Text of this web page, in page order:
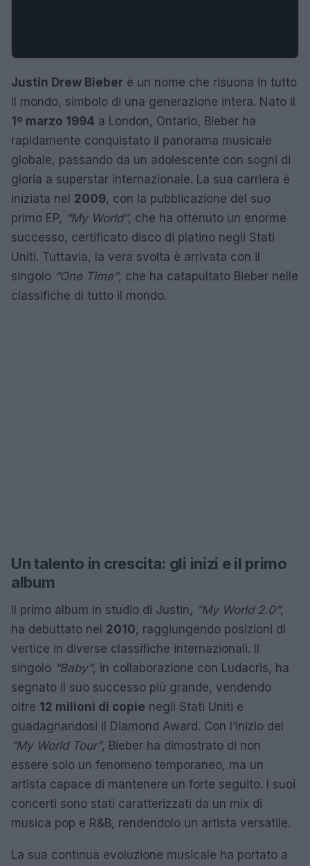
Justin Drew Bieber è un nome che risuona in tutto
il mondo, simbolo di una generazione intera. Nato il
1º marzo 1994 a London, Ontario, Bieber ha
rapidamente conquistato il panorama musicale
globale, passando da un adolescente con sogni di
gloria a superstar internazionale. La sua carriera è
iniziata nel 2009, con la pubblicazione del suo
primo EP, “My World”, che ha ottenuto un enorme
successo, certificato disco di platino negli Stati
Uniti. Tuttavia, la vera svolta è arrivata con il
singolo “One Time”, che ha catapultato Bieber nelle
classifiche di tutto il mondo.
Un talento in crescita: gli inizi e il primo
album
Il primo album in studio di Justin, “My World 2.0”,
ha debuttato nel 2010, raggiungendo posizioni di
vertice in diverse classifiche internazionali. Il
singolo “Baby”, in collaborazione con Ludacris, ha
segnato il suo successo più grande, vendendo
oltre 12 milioni di copie negli Stati Uniti e
guadagnandosi il Diamond Award. Con l’inizio del
“My World Tour”, Bieber ha dimostrato di non
essere solo un fenomeno temporaneo, ma un
artista capace di mantenere un forte seguito. I suoi
concerti sono stati caratterizzati da un mix di
musica pop e R&B, rendendolo un artista versatile.
La sua continua evoluzione musicale ha portato a